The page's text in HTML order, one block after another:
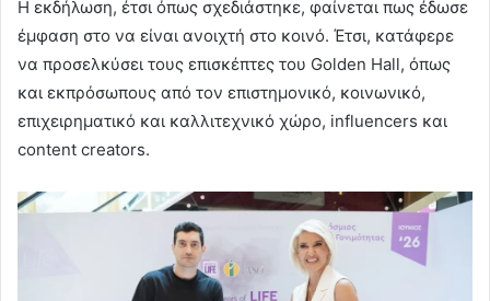
Η εκδήλωση, έτσι όπως σχεδιάστηκε, φαίνεται πως έδωσε
έμφαση στο να είναι ανοιχτή στο κοινό. Έτσι, κατάφερε
να προσελκύσει τους επισκέπτες του Golden Hall, όπως
και εκπρόσωπους από τον επιστημονικό, κοινωνικό,
επιχειρηματικό και καλλιτεχνικό χώρο, influencers και
content creators.